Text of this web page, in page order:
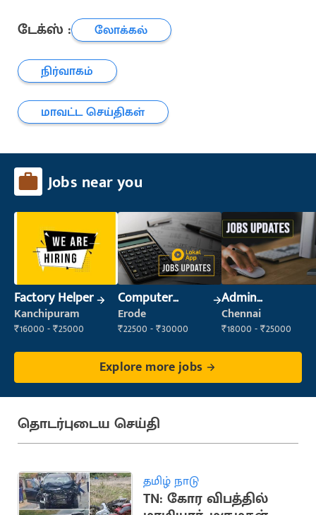
டேக்ஸ் :
லோக்கல்
நிர்வாகம்
மாவட்ட செய்திகள்
Jobs near you
Factory Helper
Kanchipuram
₹16000 - ₹25000
Computer
Operator
Erode
₹22500 - ₹30000
Admin
Supervisor
Chennai
₹18000 - ₹25000
Explore more jobs
தொடர்புடைய செய்தி
தமிழ் நாடு
TN: கோர விபத்தில்